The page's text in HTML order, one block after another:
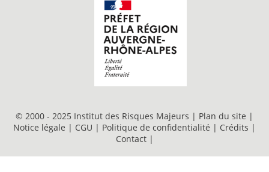
© 2000 - 2025 Institut des Risques Majeurs | Plan du site |
Notice légale | CGU | Politique de confidentialité | Crédits |
Contact |